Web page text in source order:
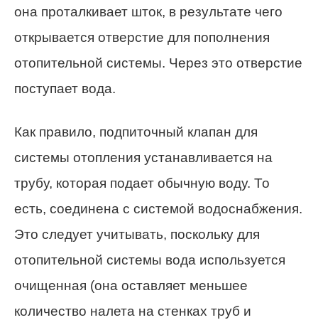
она проталкивает шток, в результате чего
открывается отверстие для пополнения
отопительной системы. Через это отверстие
поступает вода.
Как правило, подпиточный клапан для
системы отопления устанавливается на
трубу, которая подает обычную воду. То
есть, соединена с системой водоснабжения.
Это следует учитывать, поскольку для
отопительной системы вода используется
очищенная (она оставляет меньшее
количество налета на стенках труб и